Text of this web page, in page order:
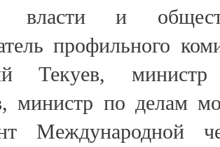
власти и
профильного
Текуев,
министр по делам
Международной